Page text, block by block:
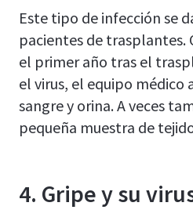
Este tipo de infección se
pacientes de trasplantes.
el primer año tras el
el virus, el equipo médico
sangre y orina. A veces
pequeña muestra de
4. Gripe y su